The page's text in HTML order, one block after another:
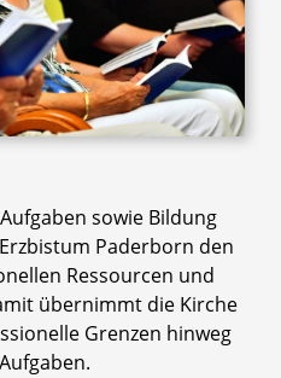
sowie Bildung
Paderborn den
Ressourcen und
übernimmt die Kirche
Grenzen hinweg